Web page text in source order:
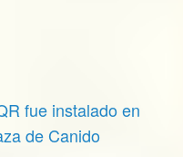
fue instalado en
de Canido